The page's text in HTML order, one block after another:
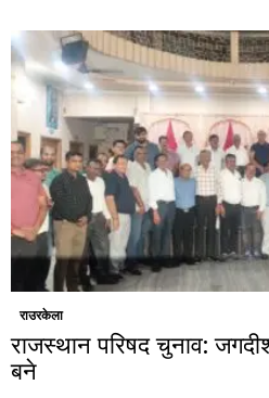
राउरकेला
राजस्थान परिषद चुनाव: जगदीश
बने